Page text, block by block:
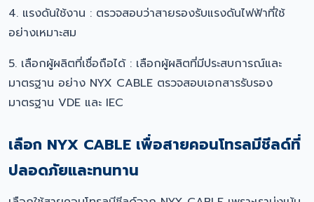
4. แรงดันใช้งาน : ตรวจสอบว่าสายรองรับแรงดันไฟฟ้าที่ใช้
อย่างเหมาะสม
5. เลือกผู้ผลิตที่เชื่อถือได้ : เลือกผู้ผลิตที่มีประสบการณ์และ
มาตรฐาน อย่าง NYX CABLE ตรวจสอบเอกสารรับรอง
มาตรฐาน VDE และ IEC
เลือก NYX CABLE เพื่อสายคอนโทรลมีชีลด์ที่
ปลอดภัยและทนทาน